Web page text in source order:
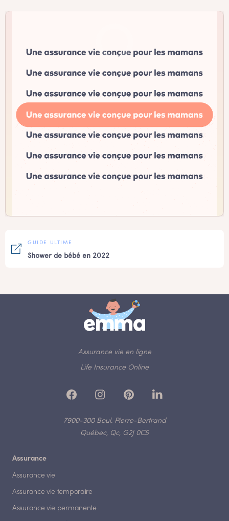
GUIDE ULTIME
Shower de bébé en 2022
Assurance vie en ligne
Life Insurance Online
7900-300 Boul. Pierre-Bertrand
Québec, Qc, G2J 0C5
Assurance
Assurance vie
Assurance vie temporaire
Assurance vie permanente